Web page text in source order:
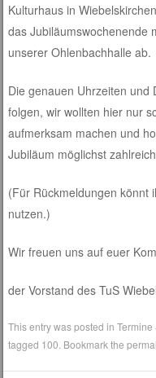
Kulturhaus in
das Jubiläumswochenende
unserer Ohlenbachhalle ab.
Die genauen Uhrzeiten und
folgen, wir wollten hier nur
aufmerksam machen und
Jubiläum möglichst
(Für Rückmeldungen könnt
nutzen.)
Wir freuen uns auf euer
der Vorstand des TuS
This entry was posted inTermine
tagged 100 . Bookmark the